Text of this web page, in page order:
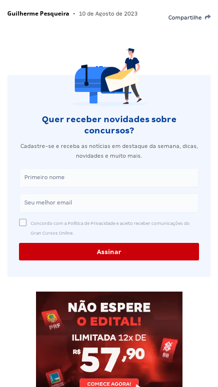
Guilherme Pesqueira • 10 de Agosto de 2023
Compartilhe
Quer receber novidades sobre
concursos?
Cadastre-se e receba as notícias em destaque da semana, dicas,
novidades e muito mais.
Concordo com a Política de Privacidade e aceito receber comunicações do
Gran Cursos Online.